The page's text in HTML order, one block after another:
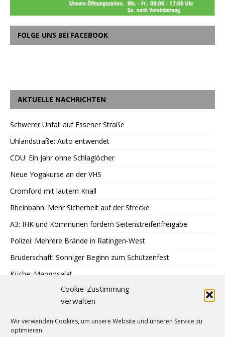
Cookie-Zustimmung
verwalten
Wir verwenden Cookies, um unsere Website und unseren Service zu
optimieren.
FOLGE UNS BEI FACEBOOK
AKTUELLE NACHRICHTEN
Schwerer Unfall auf Essener Straße
Uhlandstraße: Auto entwendet
CDU: Ein Jahr ohne Schlaglöcher
Neue Yogakurse an der VHS
Cromford mit lautem Knall
Rheinbahn: Mehr Sicherheit auf der Strecke
A3: IHK und Kommunen fordern Seitenstreifenfreigabe
Polizei: Mehrere Brände in Ratingen-West
Bruderschaft: Sonniger Beginn zum Schützenfest
Küche: Mangosalat
Tag der offenen Tür: WFB Werkstätten
Essen: Neue Licht- und Farbgestaltung
Fortuna: Zusammenarbeit mit adidas und 11teamsports